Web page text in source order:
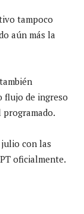
tampoco
aún más la
flujo de ingreso
con las
oficialmente.